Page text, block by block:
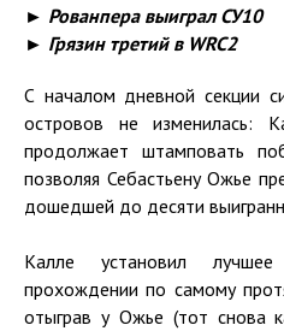
► Рованпера выиграл СУ10
► Грязин третий в WRC2
С началом дневной секции
островов не изменилась:
продолжает штамповать
позволяя Себастьену Ожье
дошедшей до десяти
Калле установил
прохождении по самому
отыграв у Ожье (тот снова